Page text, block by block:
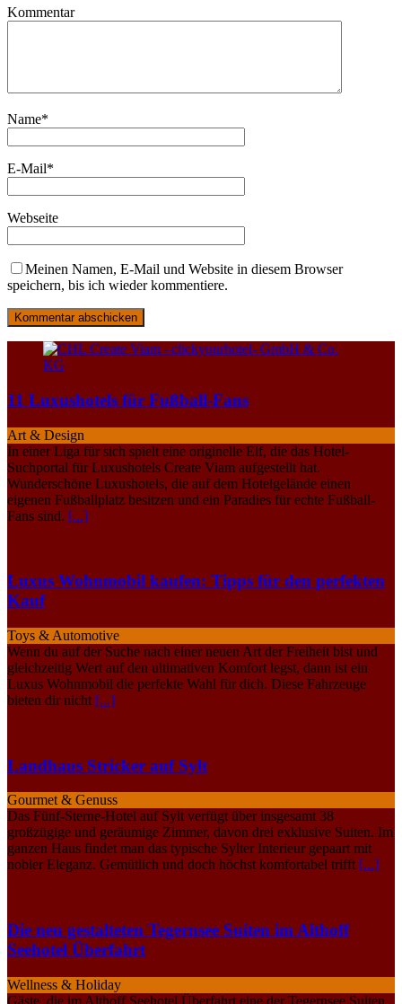
Kommentar
Name*
E-Mail*
Webseite
Meinen Namen, E-Mail und Website in diesem Browser
speichern, bis ich wieder kommentiere.
11 Luxushotels für Fußball-Fans
Art & Design
In einer Liga für sich spielt eine originelle Elf, die das Hotel-
Suchportal für Luxushotels Create Viam aufgestellt hat.
Wunderschöne Luxushotels, die auf dem Hotelgelände einen
eigenen Fußballplatz besitzen und ein Paradies für echte Fußball-
Fans sind. [...]
Luxus Wohnmobil kaufen: Tipps für den perfekten
Kauf
Toys & Automotive
Wenn du auf der Suche nach einer neuen Art der Freiheit bist und
gleichzeitig Wert auf den ultimativen Komfort legst, dann ist ein
Luxus Wohnmobil die perfekte Wahl für dich. Diese Fahrzeuge
bieten dir nicht [...]
Landhaus Stricker auf Sylt
Gourmet & Genuss
Das Fünf-Sterne-Hotel auf Sylt verfügt über insgesamt 38
großzügige und geräumige Zimmer, davon drei exklusive Suiten. Im
ganzen Haus findet man das typische Sylter Interieur gepaart mit
nobler Eleganz. Gemütlich und doch höchst komfortabel trifft [...]
Die neu gestalteten Tegernsee Suiten im Althoff
Seehotel Überfahrt
Wellness & Holiday
Gäste, die im Althoff Seehotel Überfahrt eine der Tegernsee Suiten